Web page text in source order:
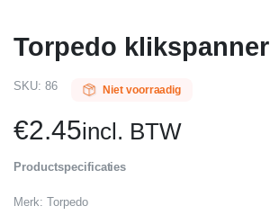
Torpedo klikspanner
SKU: 86 Niet voorraadig
€2.45incl. BTW
Productspecificaties
Merk: Torpedo